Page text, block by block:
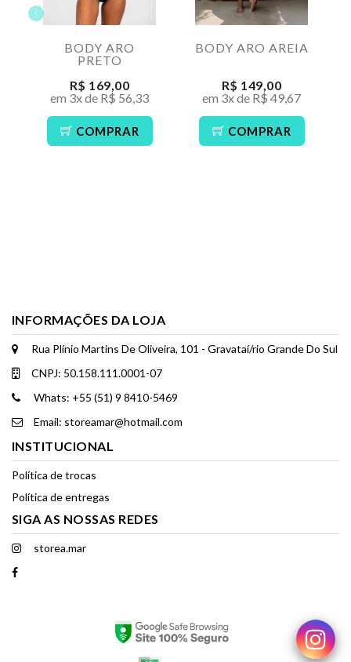
BODY ARO
PRETO
R$ 169,00
em 3x de R$ 56,33
COMPRAR
BODY ARO AREIA
R$ 149,00
em 3x de R$ 49,67
COMPRAR
INFORMAÇÕES DA LOJA
Rua Plínio Martins De Oliveira, 101 - Gravataí/rio Grande Do Sul
CNPJ: 50.158.111.0001-07
Whats: +55 (51) 9 8410-5469
Email: storeamar@hotmail.com
INSTITUCIONAL
Política de trocas
Política de entregas
SIGA AS NOSSAS REDES
storea.mar